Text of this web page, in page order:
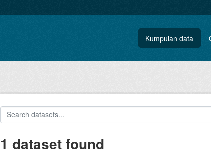
Kumpulan data
1 dataset found